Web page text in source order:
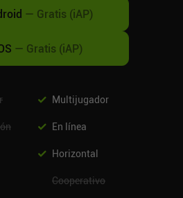
— Gratis (iAP)
— Gratis (iAP)
Multijugador
En línea
Horizontal
Cooperativo